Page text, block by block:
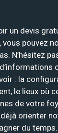
un devis
vous pouvez
N’hésitez
: la
le lieux où
de votre
orienter
du temps.